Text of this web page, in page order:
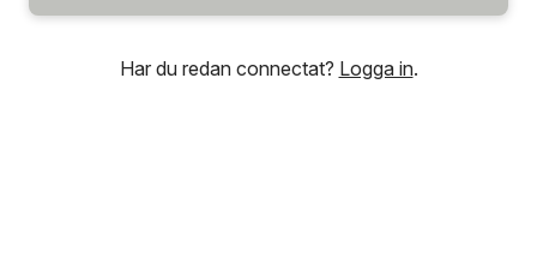
Har du redan connectat? Logga in.